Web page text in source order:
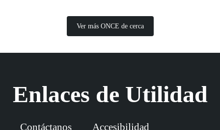
Ver más ONCE de cerca
Enlaces de Utilidad
Contáctanos Accesibilidad